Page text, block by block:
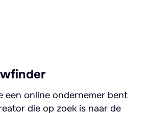
een online ondernemer bent
die op zoek is naar de